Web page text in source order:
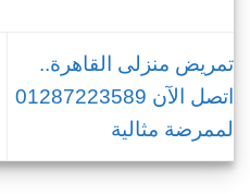
تمريض منزلى القاهرة..
اتصل الآن 01287223589
لممرضة مثالية